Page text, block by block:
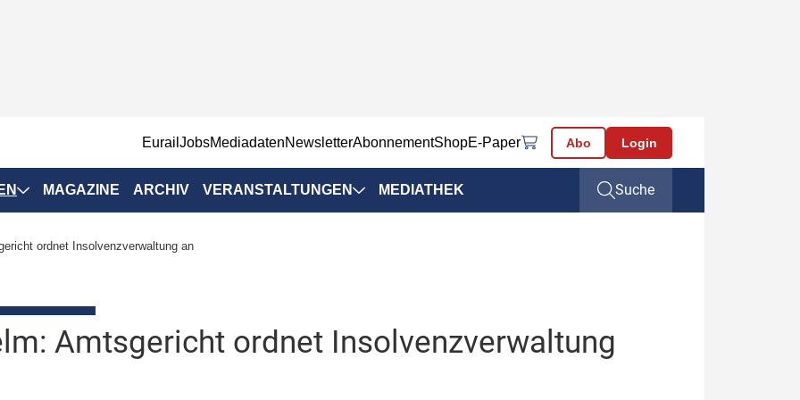
EurailJobsMediadatenNewsletterAbonnementShopE-Paper Abo Login
Positionen
& Märkte
MAGAZINE ARCHIV VERANSTALTUNGEN MEDIATHEK Suche
ordnet Insolvenzverwaltung an
Amtsgericht ordnet Insolvenzverwaltung